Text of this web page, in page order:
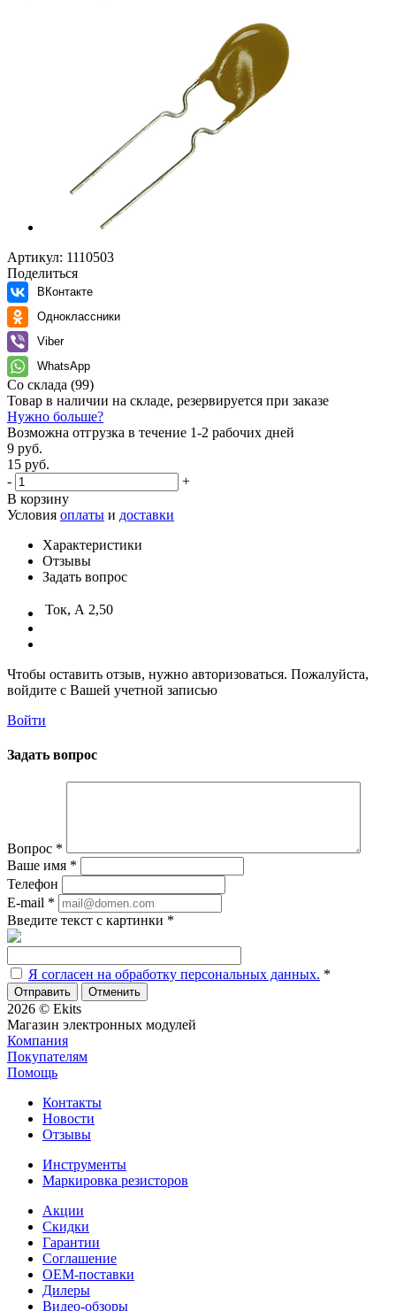
Артикул: 1110503
Поделиться
ВКонтакте
Одноклассники
Viber
WhatsApp
Со склада (99)
Товар в наличии на складе, резервируется при заказе
Нужно больше?
Возможна отгрузка в течение 1-2 рабочих дней
9 руб.
15 руб.
-
+
В корзину
Условия оплаты и доставки
Характеристики
Отзывы
Задать вопрос
Ток, А 2,50
Чтобы оставить отзыв, нужно авторизоваться. Пожалуйста,
войдите с Вашей учетной записью
Войти
Задать вопрос
Вопрос *
Ваше имя *
Телефон
E-mail *
Введите текст с картинки *
Я согласен на обработку персональных данных. *
Отменить
2026 © Ekits
Магазин электронных модулей
Компания
Покупателям
Помощь
Контакты
Новости
Отзывы
Инструменты
Маркировка резисторов
Акции
Скидки
Гарантии
Соглашение
OEM-поставки
Дилеры
Видео-обзоры